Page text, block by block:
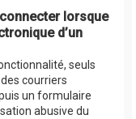
lorsque
d’un
seuls
courriers
un formulaire
abusive du